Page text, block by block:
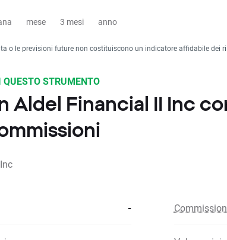
mese 3 mesi anno
o le previsioni future non costituiscono un indicatore affidabile dei
STRUMENTO
Aldel Financial II Inc
-